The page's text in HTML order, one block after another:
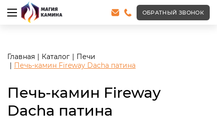
<meta name="robots" content="noindex, follow"/>
ОБРАТНЫЙ ЗВОНОК
Главная Каталог
Печи
Печь-камин Fireway Dacha патина
Печь-камин Fireway
Dacha патина